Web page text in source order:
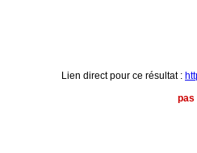
Lien direct pour ce résultat :
pas